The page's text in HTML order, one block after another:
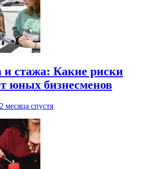
и стажа: Какие риски
юных бизнесменов
2 месяца спустя